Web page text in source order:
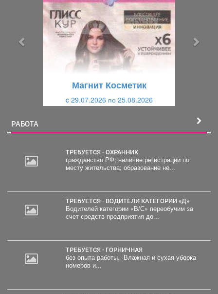
Магнит Косметик
c 29.07.2026 по 25.08.2026
РАБОТА
ТРЕБУЕТСЯ - ОХРАННИК
гражданство РФ; наличие регистрации по
месту жительства; образование не...
ТРЕБУЕТСЯ - ВОДИТЕЛИ КАТЕГОРИИ «Д»
Водителей категории «В/С» переобучим за
счет средств предприятия до...
ТРЕБУЕТСЯ - ГОРНИЧНАЯ
без опыта работы. -Влажная и сухая уборка
номеров и...